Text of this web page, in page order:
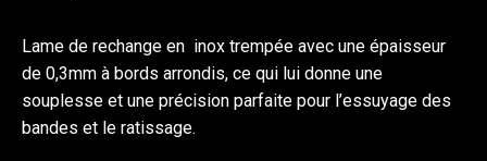
Lame de rechange en inox trempée avec une épaisseur
de 0,3mm à bords arrondis, ce qui lui donne une
souplesse et une précision parfaite pour l’essuyage des
bandes et le ratissage.